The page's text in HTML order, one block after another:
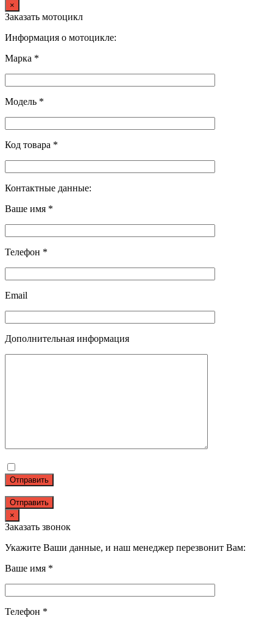
×
Заказать мотоцикл
Информация о мотоцикле:
Марка *
Модель *
Код товара *
Контактные данные:
Ваше имя *
Телефон *
Email
Дополнительная информация
Отправить
×
Заказать звонок
Укажите Ваши данные, и наш менеджер перезвонит Вам:
Ваше имя *
Телефон *